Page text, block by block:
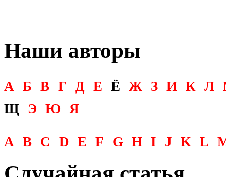
Наши авторы
А Б В Г Д Е Ё Ж З И К Л
Щ Э Ю Я
A B C D E F G H I J K L